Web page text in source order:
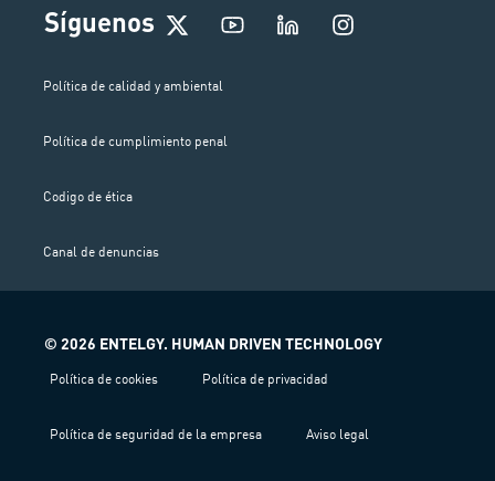
Síguenos
I
n
Política de calidad y ambiental
Política de cumplimiento penal
Codigo de ética
Canal de denuncias
© 2026 ENTELGY. HUMAN DRIVEN TECHNOLOGY
Política de cookies Política de privacidad
Política de seguridad de la empresa Aviso legal